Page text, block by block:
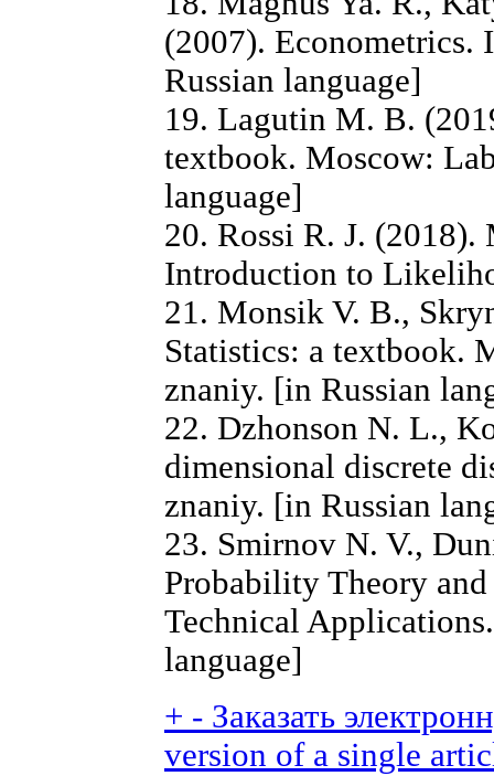
(2007).
Russian language]
19. Lagutin M. B.
textbook. Moscow:
language]
20. Rossi R. J.
Introduction to
21. Monsik V. B.,
Statistics: a textbook.
znaniy. [in Russian
22. Dzhonson N. L.,
dimensional discrete
znaniy. [in Russian
23. Smirnov N. V.,
Probability Theory
Technical
language]
+ - Заказать
version of a single